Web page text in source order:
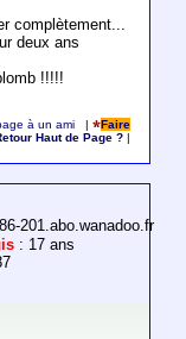
complètement...
deux ans
!!!!!
à un ami |
Faire
Haut de Page ?
201.abo.wanadoo.fr
: 17 ans